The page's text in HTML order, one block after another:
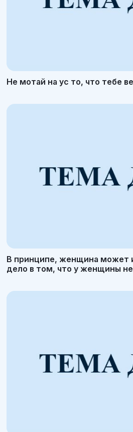
Не мотай на ус то, что тебе
В принципе, женщина может
дело в том, что у женщины